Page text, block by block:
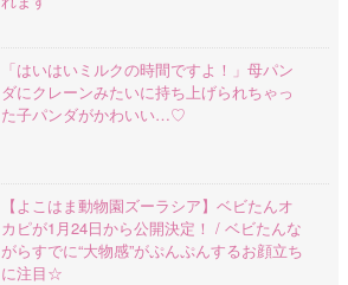
「はいはいミルクの時間ですよ！」母パン
ダにクレーンみたいに持ち上げられちゃっ
た子パンダがかわいい…♡
【よこはま動物園ズーラシア】ベビたんオ
カピが1月24日から公開決定！ / ベビたんな
がらすでに“大物感”がぷんぷんするお顔立ち
に注目☆